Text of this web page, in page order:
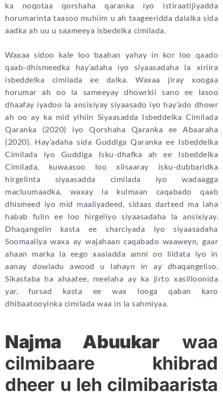
ka noqotaa qorshaha qaranka iyo istiraatijiyadda
horumarinta taasoo muhiim u ah taageeridda dalalka sida
aadka ah uu u saameeya isbedelka cimilada.
Waxaa sidoo kale loo baahan yahay in kor loo qaado
qaab-dhismeedka hay’adaha iyo siyaasadaha la xiriira
isbeddelka cimilada ee dalka. Waxaa jiray xoogaa
horumar ah oo la sameeyay dhowrkii sano ee lasoo
dhaafay iyadoo la ansixiyay siyaasado iyo hay’ado dhowr
ah oo ay ka mid yihiin Siyaasadda Isbeddelka Cimilada
Qaranka (2020) iyo Qorshaha Qaranka ee Abaaraha
(2020). Hay’adaha sida Guddiga Qaranka ee Isbeddelka
Cimilada iyo Guddiga Isku-dhafka ah ee Isbeddelka
Cimilada, kuwaasoo loo xilsaaray isku-dubbaridka
hirgelinta siyaasadda cimilada iyo wadaagga
macluumaadka, waxay la kulmaan caqabado qaab
dhismeed iyo mid maaliyadeed, sidaas darteed ma laha
habab fulin ee loo hirgeliyo siyaasadaha la ansixiyay.
Dhaqangelin kasta ee sharciyada iyo siyaasadaha
Soomaaliya waxa ay wajahaan caqabado waaweyn, gaar
ahaan marka la eego xaaladda amni oo liidata iyo in
aanay dowladu awood u lahayn in ay dhaqangeliso.
Sikastaba ha ahaatee, meelaha ay ka jirto xasilloonida
yar, fursad kasta ee wax looga qaban karo
dhibaatooyinka cimilada waa in la sahmiyaa.
Najma Abuukar waa
cilmibaare khibrad
dheer u leh cilmibaarista